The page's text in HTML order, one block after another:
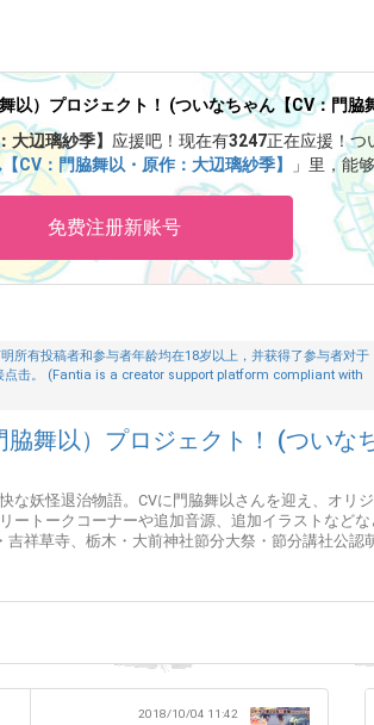
以）プロジェクト！ (ついなちゃん【CV：門脇
辺璃紗季】 应援吧！ 现在有3247正在应援！つ
CV：門脇舞以・原作：大辺璃紗季】 」里，能
開始❣️【SPゲスト：とろ美様🌟】
」等特别内容
免费注册新账号
所有投稿者和参与者年龄均在18岁以上，并获得了参与者对于
点击。 (Fantia is a creator support platform compliant with
脇舞以）プロジェクト！ (ついな
妖怪退治物語。CVに門脇舞以さんを迎え、オリ
ートークコーナーや追加音源、追加イラストなど
祥草寺、栃木・大前神社節分大祭・節分講社公認
2018/10/04 11:42